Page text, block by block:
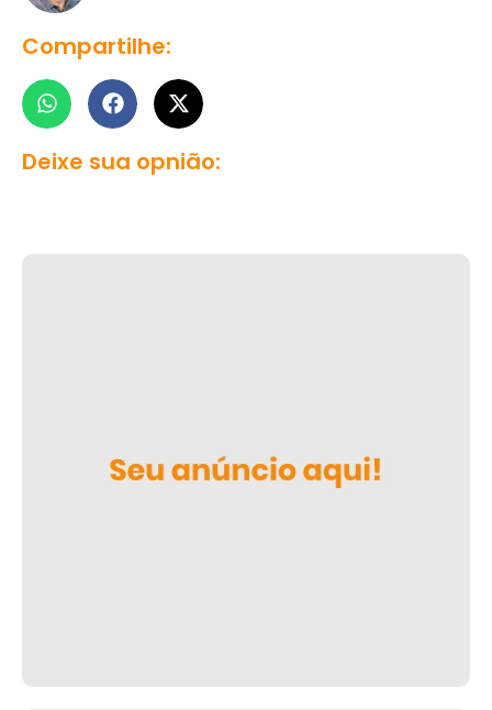
Compartilhe:
Deixe sua opnião: